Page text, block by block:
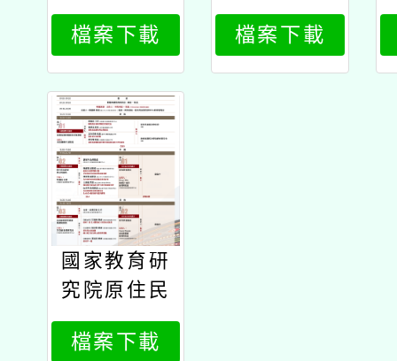
族教育研究
中心辦理11
4年原住民
族教育政策
研討會「原
住民族教育
的未來：傳
承與創新」
公文國家研
究院
檔案下載
族教育研究
中心辦理11
4年原住民
檔案下載
國家教育研
究院原住民
族教育研究
中心辦理11
檔案下載